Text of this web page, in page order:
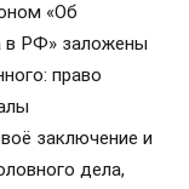
«Об
в РФ» заложены
право
заключение и
дела,